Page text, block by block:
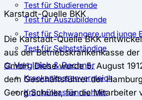
Test für Studierende
Test für Auszubildende
Test für Schwangere und junge
Test für Selbstständige
⚖️ Vergleich & Rechner
Krankenkassenvergleich
Krankenkassenrechner
Karstadt-Quelle BKK
Die Karstadt-Quelle BKK
aus der Betriebskrankenkasse
GmbH. Diese wurde 5. August
dem Geschäftsführer der
Georg Schüler, für die Mitarbeiter